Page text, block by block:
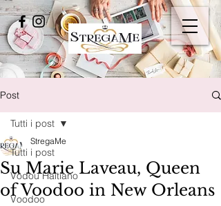
Post
Tutti i post
Vodou Haitiano
Voodoo
Tutti i post
Su Marie Laveau, Queen
of Voodoo in New Orleans
StregaMe